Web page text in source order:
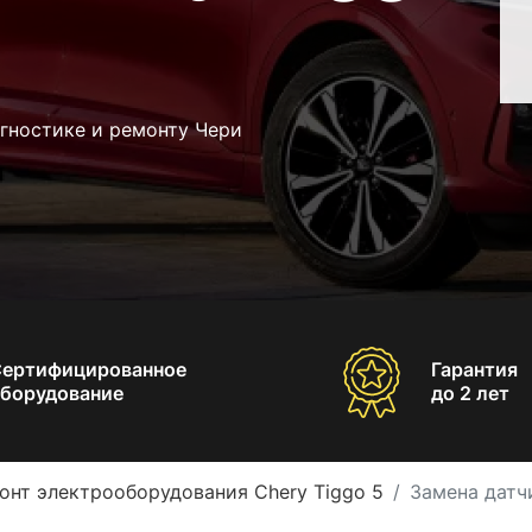
и ремонту Чери
Гарантия
до 2 лет
электрооборудования Chery Tiggo 5 Замена